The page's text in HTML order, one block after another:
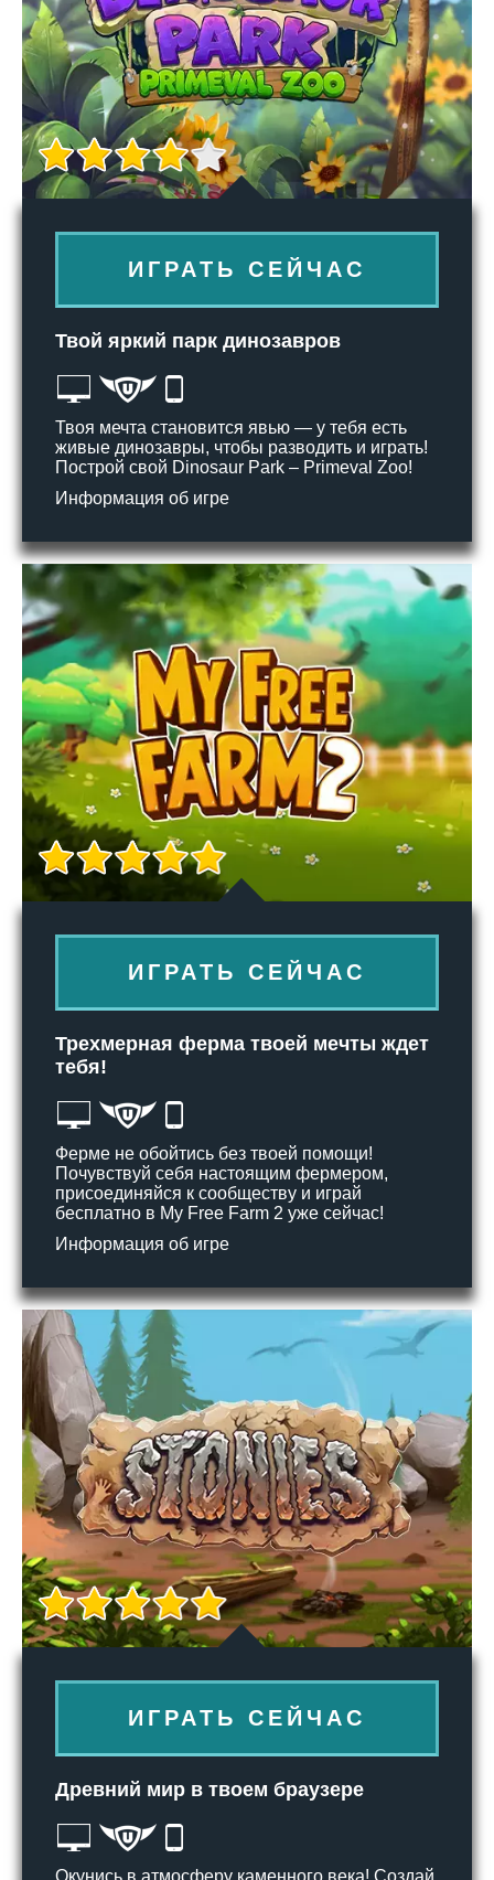
ИГРАТЬ СЕЙЧАС
Твой яркий парк динозавров
Твоя мечта становится явью — у тебя есть
живые динозавры, чтобы разводить и играть!
Построй свой Dinosaur Park – Primeval Zoo!
Информация об игре
ИГРАТЬ СЕЙЧАС
Трехмерная ферма твоей мечты ждет
тебя!
Ферме не обойтись без твоей помощи!
Почувствуй себя настоящим фермером,
присоединяйся к сообществу и играй
бесплатно в My Free Farm 2 уже сейчас!
Информация об игре
ИГРАТЬ СЕЙЧАС
Древний мир в твоем браузере
Окунись в атмосферу каменного века! Создай